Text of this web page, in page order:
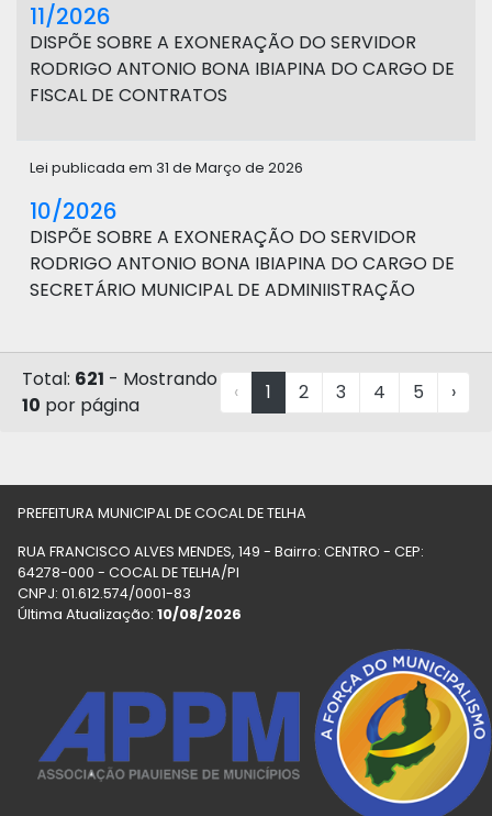
11/2026
DISPÕE SOBRE A EXONERAÇÃO DO SERVIDOR
RODRIGO ANTONIO BONA IBIAPINA DO CARGO DE
FISCAL DE CONTRATOS
Lei publicada em 31 de Março de 2026
10/2026
DISPÕE SOBRE A EXONERAÇÃO DO SERVIDOR
RODRIGO ANTONIO BONA IBIAPINA DO CARGO DE
SECRETÁRIO MUNICIPAL DE ADMINIISTRAÇÃO
Total: 621 - Mostrando
10 por página
‹ 1 2 3 4 5 ›
PREFEITURA MUNICIPAL DE COCAL DE TELHA
RUA FRANCISCO ALVES MENDES, 149 - Bairro: CENTRO - CEP:
64278-000 - COCAL DE TELHA/PI
CNPJ: 01.612.574/0001-83
Última Atualização: 10/08/2026